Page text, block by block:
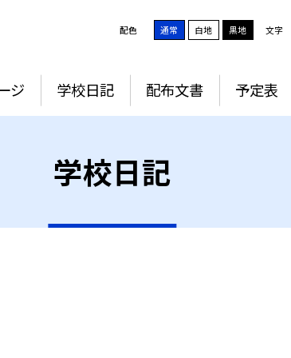
配色 通常 白地 黒地 文字
ジ 学校日記 配布文書 予定表
学校日記